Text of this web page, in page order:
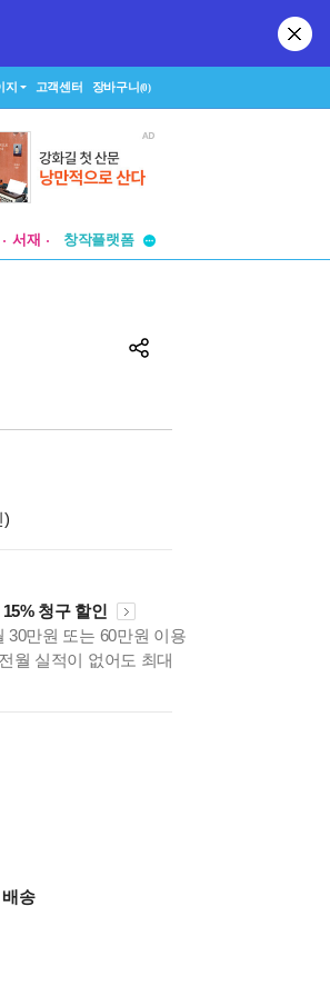
지 고객센터 장바구니(0)
서재
창작플랫폼
)
청구 할인
30만원 또는 60만원 이용
월 실적이 없어도 최대
송